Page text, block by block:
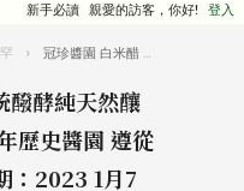
新手必讀 親愛的訪客，你好! 登入
› 冠珍醬園 白米醋 (傳統醱酵純天然釀造)(香港老字號 90多年歷史醬園 遵從古法製作) (最佳享用期：2023 1月7日，之後享用也可以)
醱酵純天然釀
歷史醬園 遵從
：2023 1月7